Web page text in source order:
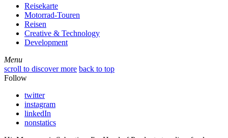
Reisekarte
Motorrad-Touren
Reisen
Creative & Technology
Development
Menu
Menu
scroll to discover more back to top
Follow
twitter
instagram
linkedIn
nonstatics